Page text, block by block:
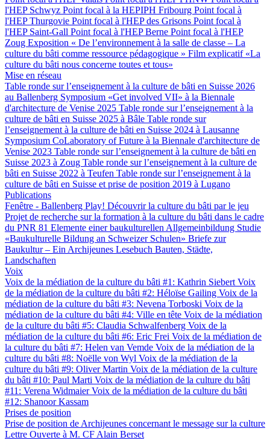
l'HEP Schwyz Point focal à la HEPIPH Fribourg Point focal à
l'HEP Thurgovie Point focal à l'HEP des Grisons Point focal à
l'HEP Saint-Gall Point focal à l'HEP Berne Point focal à l'HEP
Zoug Exposition « De l’environnement à la salle de classe – La
culture du bâti comme ressource pédagogique » Film explicatif «La
culture du bâti nous concerne toutes et tous»
Mise en réseau
Table ronde sur l’enseignement à la culture de bâti en Suisse 2026
au Ballenberg Symposium «Get involved VII» à la Biennale
d'architecture de Venise 2025 Table ronde sur l’enseignement à la
culture de bâti en Suisse 2025 à Bâle Table ronde sur
l’enseignement à la culture de bâti en Suisse 2024 à Lausanne
Symposium CoLaboratory of Future à la Biennale d'architecture de
Venise 2023 Table ronde sur l’enseignement à la culture de bâti en
Suisse 2023 à Zoug Table ronde sur l’enseignement à la culture de
bâti en Suisse 2022 à Teufen Table ronde sur l’enseignement à la
culture de bâti en Suisse et prise de position 2019 à Lugano
Publications
Fenêtre - Ballenberg Play! Découvrir la culture du bâti par le jeu
Projet de recherche sur la formation à la culture du bâti dans le cadre
du PNR 81 Elemente einer baukulturellen Allgemeinbildung Studie
«Baukulturelle Bildung an Schweizer Schulen» Briefe zur
Baukultur – Ein Archijeunes Lesebuch Bauten, Städte,
Landschaften
Voix
Voix de la médiation de la culture du bâti #1: Kathrin Siebert Voix
de la médiation de la culture du bâti #2: Héloïse Gailing Voix de la
médiation de la culture du bâti #3: Nevena Torboski Voix de la
médiation de la culture du bâti #4: Ville en tête Voix de la médiation
de la culture du bâti #5: Claudia Schwalfenberg Voix de la
médiation de la culture du bâti #6: Eric Frei Voix de la médiation de
la culture du bâti #7: Helen van Vemde Voix de la médiation de la
culture du bâti #8: Noëlle von Wyl Voix de la médiation de la
culture du bâti #9: Oliver Martin Voix de la médiation de la culture
du bâti #10: Paul Marti Voix de la médiation de la culture du bâti
#11: Verena WidmaierVoix de la médiation de la culture du bâti
#12: Shanoor Kassam
Prises de position
Prise de position de Archijeunes concernant le message sur la culture
Lettre Ouverte à M. CF Alain Berset